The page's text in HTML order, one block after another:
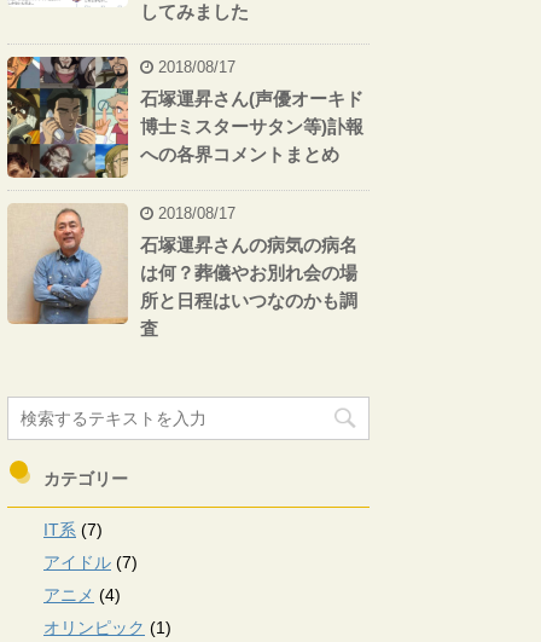
してみました
2018/08/17
石塚運昇さん(声優オーキド
博士ミスターサタン等)訃報
への各界コメントまとめ
2018/08/17
石塚運昇さんの病気の病名
は何？葬儀やお別れ会の場
所と日程はいつなのかも調
査
カテゴリー
IT系 (7)
アイドル (7)
アニメ (4)
オリンピック (1)